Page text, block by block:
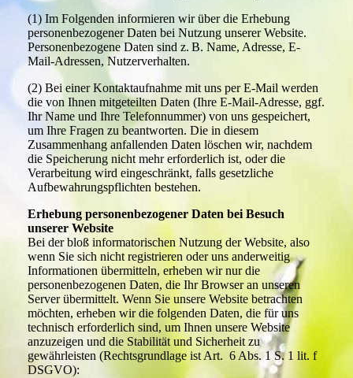
(1) Im Folgenden informieren wir über die Erhebung
personenbezogener Daten bei Nutzung unserer Website.
Personenbezogene Daten sind z. B. Name, Adresse, E-
Mail-Adressen, Nutzerverhalten.
(2) Bei einer Kontaktaufnahme mit uns per E-Mail werden
die von Ihnen mitgeteilten Daten (Ihre E-Mail-Adresse, ggf.
Ihr Name und Ihre Telefonnummer) von uns gespeichert,
um Ihre Fragen zu beantworten. Die in diesem
Zusammenhang anfallenden Daten löschen wir, nachdem
die Speicherung nicht mehr erforderlich ist, oder die
Verarbeitung wird eingeschränkt, falls gesetzliche
Aufbewahrungspflichten bestehen.
Erhebung personenbezogener Daten bei Besuch
unserer Website
Bei der bloß informatorischen Nutzung der Website, also
wenn Sie sich nicht registrieren oder uns anderweitig
Informationen übermitteln, erheben wir nur die
personenbezogenen Daten, die Ihr Browser an unseren
Server übermittelt. Wenn Sie unsere Website betrachten
möchten, erheben wir die folgenden Daten, die für uns
technisch erforderlich sind, um Ihnen unsere Website
anzuzeigen und die Stabilität und Sicherheit zu
gewährleisten (Rechtsgrundlage ist Art. 6 Abs. 1 S. 1 lit. f
DSGVO):